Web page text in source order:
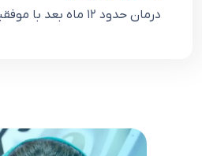
درمان حدود ١٢ ماه بعد با موفقيت به اتمام رسيد.